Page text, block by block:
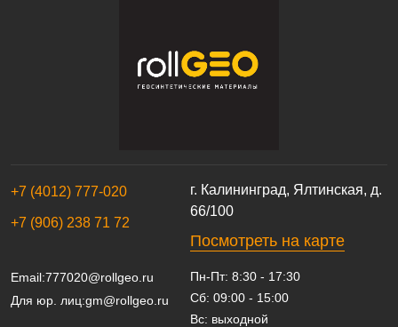
г. Калининград, Ялтинская, д.
66/100
Посмотреть на карте
+7 (4012) 777-020
+7 (906) 238 71 72
Email:777020@rollgeo.ru
Для юр. лиц:gm@rollgeo.ru
Пн-Пт: 8:30 - 17:30
Сб: 09:00 - 15:00
Вс: выходной